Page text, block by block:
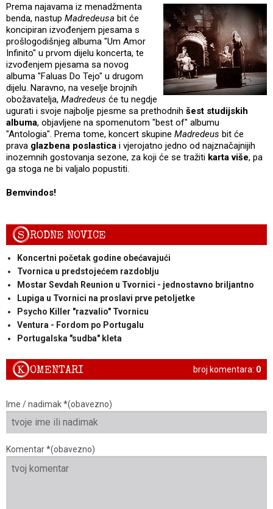
Prema najavama iz menadžmenta
benda, nastup Madredeusa bit će
koncipiran izvođenjem pjesama s
prošlogodišnjeg albuma "Um Amor
Infinito" u prvom dijelu koncerta, te
izvođenjem pjesama sa novog
albuma "Faluas Do Tejo" u drugom
dijelu. Naravno, na veselje brojnih
obožavatelja, Madredeus će tu negdje
ugurati i svoje najbolje pjesme sa prethodnih šest studijskih
albuma, objavljene na spomenutom "best of" albumu
"Antologia". Prema tome, koncert skupine Madredeus bit će
prava glazbena poslastica i vjerojatno jedno od najznačajnijih
inozemnih gostovanja sezone, za koji će se tražiti karta više, pa
ga stoga ne bi valjalo popustiti.
Bemvindos!
SRODNE NOVICE
Koncertni početak godine obećavajući
Tvornica u predstojećem razdoblju
Mostar Sevdah Reunion u Tvornici - jednostavno briljantno
Lupiga u Tvornici na proslavi prve petoljetke
Psycho Killer "razvalio" Tvornicu
Ventura - Fordom po Portugalu
Portugalska "sudba" kleta
broj komentara: 0
KOMENTARI
Ime / nadimak *(obavezno)
Komentar *(obavezno)